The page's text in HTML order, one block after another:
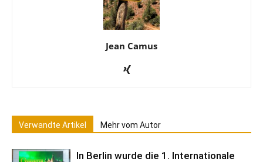
Jean Camus
Verwandte Artikel Mehr vom Autor
In Berlin wurde die 1. Internationale